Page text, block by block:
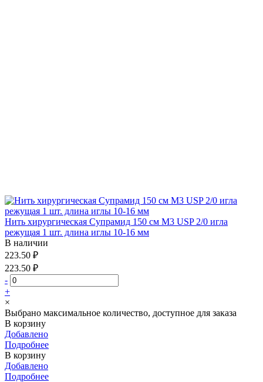
Нить хирургическая Супрамид 150 см М3 USP 2/0 игла
режущая 1 шт. длина иглы 10-16 мм
В наличии
223.50 ₽
223.50 ₽
-
+
×
Выбрано максимальное количество, доступное для заказа
В корзину
Добавлено
Подробнее
В корзину
Добавлено
Подробнее